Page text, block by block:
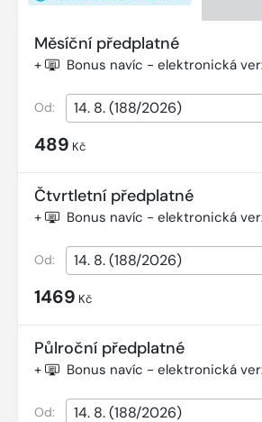
Měsíční předplatné
+ Bonus navíc - elektronická
Od:
489 Kč
Čtvrtletní předplatné
+ Bonus navíc - elektronická
Od:
1469 Kč
Půlroční předplatné
+ Bonus navíc - elektronická
Od: